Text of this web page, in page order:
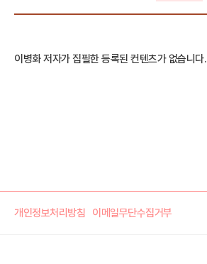
이병화 저자가 집필한 등록된 컨텐츠가 없습니다.
개인정보처리방침 이메일무단수집거부